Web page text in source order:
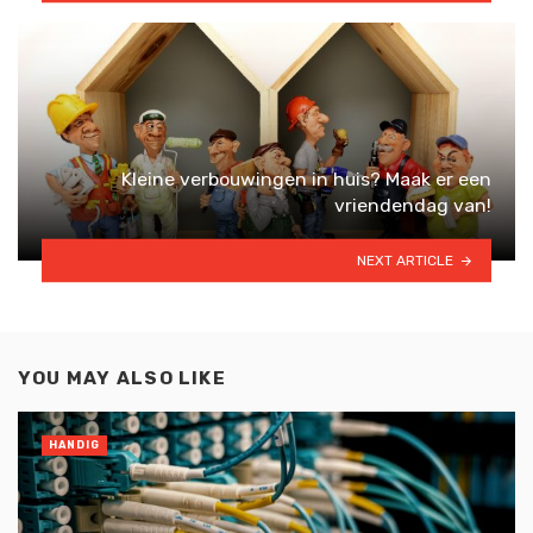
Kleine verbouwingen in huis? Maak er een
vriendendag van!
NEXT ARTICLE
YOU MAY ALSO LIKE
HANDIG